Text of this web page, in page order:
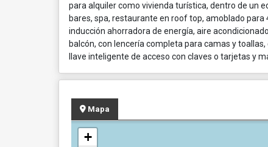
para alquiler como vivienda turística, dentro de un
bares, spa, restaurante en roof top, amoblado
inducción ahorradora de energía, aire
balcón, con lencería completa para camas y
llave inteligente de acceso con claves o tarjetas y
Mapa
+